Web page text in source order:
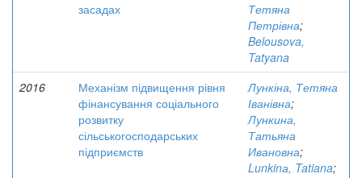
засадах
Тетяна
Петрівна;
Belousova,
Tatyana
2016
Механізм підвищення рівня
фінансування соціального
розвитку
сільськогосподарських
підприємств
Лункіна, Тетяна
Іванівна;
Лункина,
Татьяна
Ивановна;
Lunkinа, Tatiana;